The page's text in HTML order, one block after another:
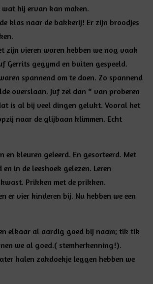
wat hij ervan kan maken.
klas naar de bakkerij! Er zijn broodjes
zijn vieren waren hebben we nog vaak
Gerrits gegymd en buiten gespeeld.
spannend om te doen. Zo spannend
overslaan. Juf zei dan “ van proberen
is al bij veel dingen gelukt. Vooral het
naar de glijbaan klimmen. Echt
en kleuren geleerd. En gesorteerd. Met
in de leeshoek gelezen. Leren
Prikken met de prikken.
er vier kinderen bij. Nu hebben we een
elkaar al aardig goed bij naam; tik tik
we al goed.( stemherkenning!).
halen zakdoekje leggen hebben we